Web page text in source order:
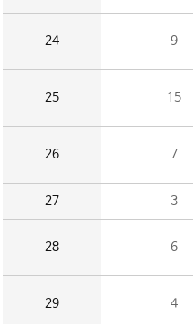
24 9
25 15
26 7
27 3
28 6
29 4